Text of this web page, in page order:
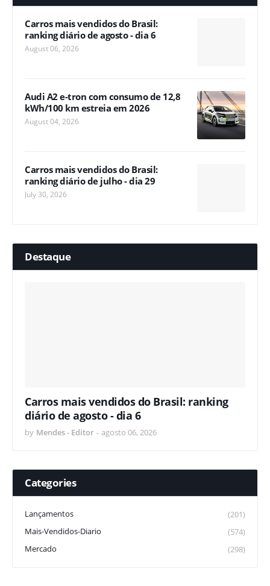
Carros mais vendidos do Brasil:
ranking diário de agosto - dia 6
August 06, 2026
Audi A2 e-tron com consumo de 12,8
kWh/100 km estreia em 2026
August 04, 2026
Carros mais vendidos do Brasil:
ranking diário de julho - dia 29
July 30, 2026
Destaque
Carros mais vendidos do Brasil: ranking
diário de agosto - dia 6
by Mendes - Editor - agosto 06, 2026
Categories
Lançamentos
(201)
Mais-Vendidos-Diario
(574)
Mercado
(298)